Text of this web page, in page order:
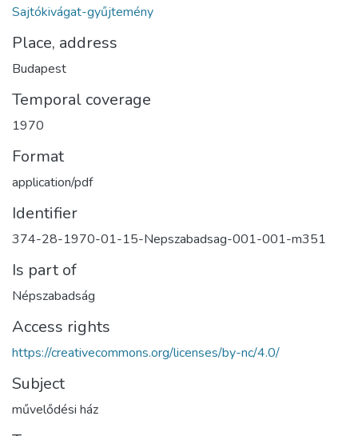
Sajtókivágat-gyűjtemény
Place, address
Budapest
Temporal coverage
1970
Format
application/pdf
Identifier
374-28-1970-01-15-Nepszabadsag-001-001-m351
Is part of
Népszabadság
Access rights
https://creativecommons.org/licenses/by-nc/4.0/
Subject
művelődési ház